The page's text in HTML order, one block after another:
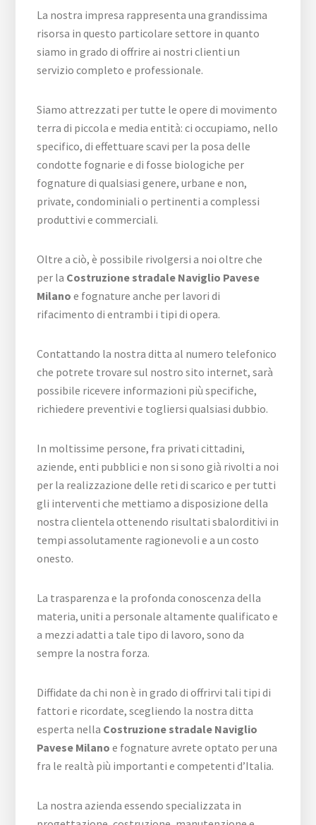
La nostra impresa rappresenta una grandissima
risorsa in questo particolare settore in quanto
siamo in grado di offrire ai nostri clienti un
servizio completo e professionale.
Siamo attrezzati per tutte le opere di movimento
terra di piccola e media entità: ci occupiamo, nello
specifico, di effettuare scavi per la posa delle
condotte fognarie e di fosse biologiche per
fognature di qualsiasi genere, urbane e non,
private, condominiali o pertinenti a complessi
produttivi e commerciali.
Oltre a ciò, è possibile rivolgersi a noi oltre che
per la Costruzione stradale Naviglio Pavese
Milano e fognature anche per lavori di
rifacimento di entrambi i tipi di opera.
Contattando la nostra ditta al numero telefonico
che potrete trovare sul nostro sito internet, sarà
possibile ricevere informazioni più specifiche,
richiedere preventivi e togliersi qualsiasi dubbio.
In moltissime persone, fra privati cittadini,
aziende, enti pubblici e non si sono già rivolti a noi
per la realizzazione delle reti di scarico e per tutti
gli interventi che mettiamo a disposizione della
nostra clientela ottenendo risultati sbalorditivi in
tempi assolutamente ragionevoli e a un costo
onesto.
La trasparenza e la profonda conoscenza della
materia, uniti a personale altamente qualificato e
a mezzi adatti a tale tipo di lavoro, sono da
sempre la nostra forza.
Diffidate da chi non è in grado di offrirvi tali tipi di
fattori e ricordate, scegliendo la nostra ditta
esperta nella Costruzione stradale Naviglio
Pavese Milano e fognature avrete optato per una
fra le realtà più importanti e competenti d’Italia.
La nostra azienda essendo specializzata in